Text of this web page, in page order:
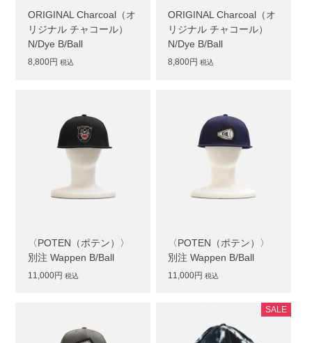
ORIGINAL Charcoal（オ
リジナル チャコール）
N/Dye B/Ball
8,800円 税込
ORIGINAL Charcoal（オ
リジナル チャコール）
N/Dye B/Ball
8,800円 税込
〈POTEN（ポテン）〉
別注 Wappen B/Ball
11,000円 税込
〈POTEN（ポテン）〉
別注 Wappen B/Ball
11,000円 税込
SALE